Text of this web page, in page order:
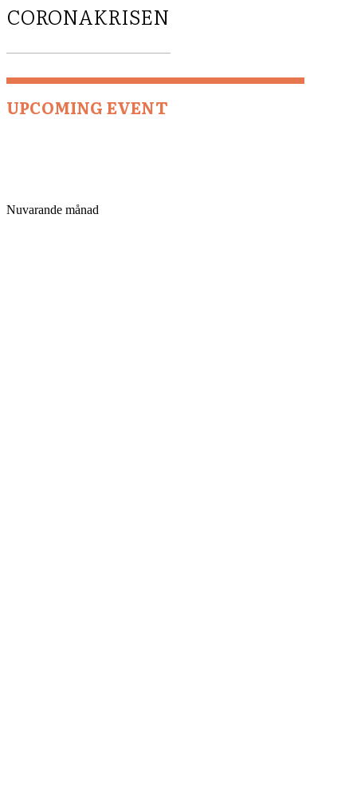
CORONAKRISEN
UPCOMING EVENT
Nuvarande månad